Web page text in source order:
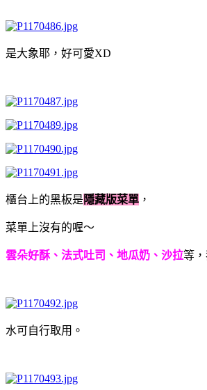
是大象耶，好可愛XD
櫃台上的黑板是 隱藏版菜單 ，
菜單上沒有的喔～
雲朵好酥、法式吐司、地瓜奶、沙拉等，
水可自行取用。